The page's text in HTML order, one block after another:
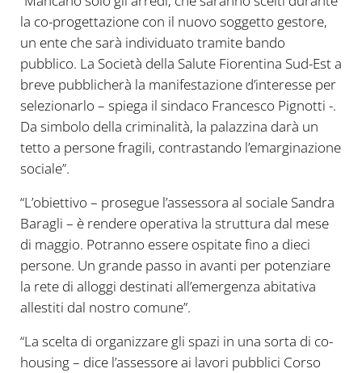
la co-progettazione con il nuovo soggetto gestore,
un ente che sarà individuato tramite bando
pubblico. La Società della Salute Fiorentina Sud-Est a
breve pubblicherà la manifestazione d’interesse per
selezionarlo – spiega il sindaco Francesco Pignotti -.
Da simbolo della criminalità, la palazzina darà un
tetto a persone fragili, contrastando l’emarginazione
sociale”.
“L’obiettivo – prosegue l’assessora al sociale Sandra
Baragli – è rendere operativa la struttura dal mese
di maggio. Potranno essere ospitate fino a dieci
persone. Un grande passo in avanti per potenziare
la rete di alloggi destinati all’emergenza abitativa
allestiti dal nostro comune”.
“La scelta di organizzare gli spazi in una sorta di co-
housing – dice l’assessore ai lavori pubblici Corso